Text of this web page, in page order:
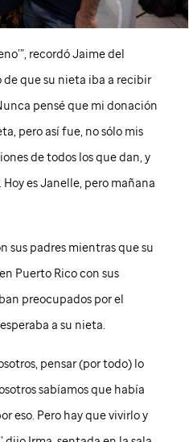
recordó Jaime del
que su nieta iba a recibir
pensé que mi donación
pero así fue, no sólo mis
de todos los que dan, y
es Janelle, pero mañana
sus padres mientras que su
Puerto Rico con sus
preocupados por el
a su nieta.
pensar (por todo) lo
sabíamos que había
eso. Pero hay que vivirlo y